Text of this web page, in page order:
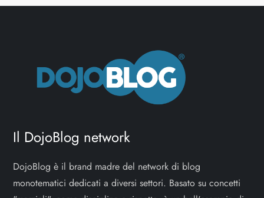
n
e
a
Il DojoBlog network
DojoBlog è il brand madre del network di blog
monotematici dedicati a diversi settori. Basato su concetti